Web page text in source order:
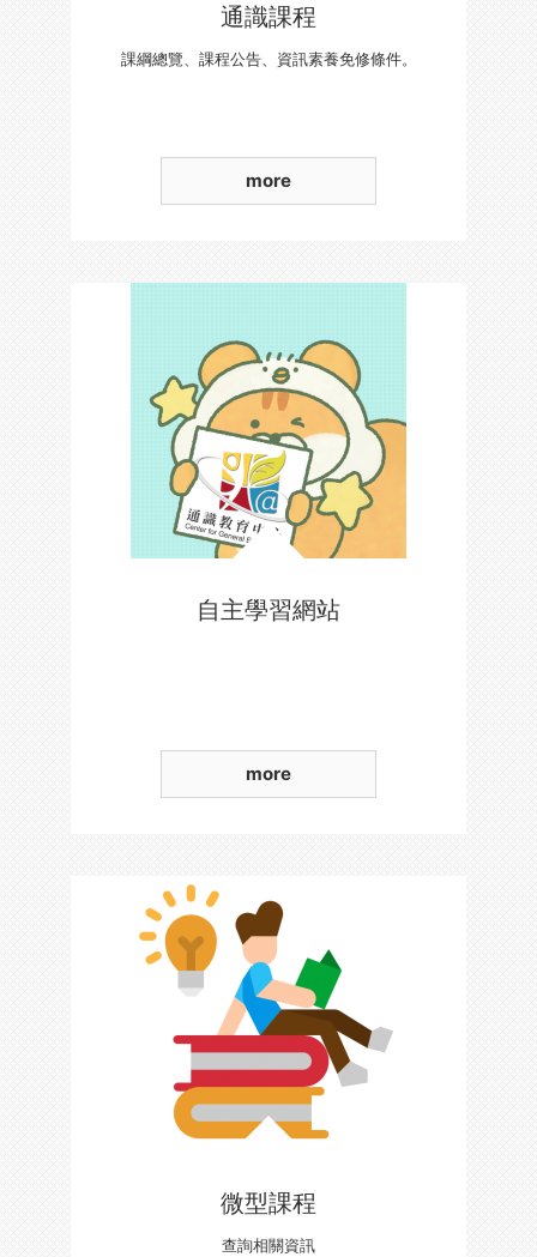
通識課程
課綱總覽、課程公告、資訊素養免修條件。
more
自主學習網站
more
微型課程
查詢相關資訊